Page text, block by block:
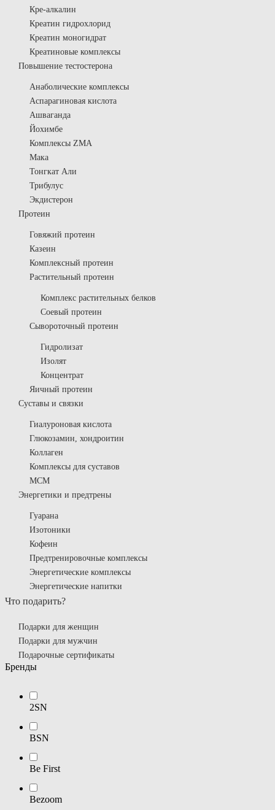
Кре-алкалин
Креатин гидрохлорид
Креатин моногидрат
Креатиновые комплексы
Повышение тестостерона
Анаболические комплексы
Аспарагиновая кислота
Ашваганда
Йохимбе
Комплексы ZMA
Мака
Тонгкат Али
Трибулус
Экдистерон
Протеин
Говяжий протеин
Казеин
Комплексный протеин
Растительный протеин
Комплекс растительных белков
Соевый протеин
Сывороточный протеин
Гидролизат
Изолят
Концентрат
Яичный протеин
Суставы и связки
Гиалуроновая кислота
Глюкозамин, хондроитин
Коллаген
Комплексы для суставов
МСМ
Энергетики и предтрены
Гуарана
Изотоники
Кофеин
Предтренировочные комплексы
Энергетические комплексы
Энергетические напитки
Что подарить?
Подарки для женщин
Подарки для мужчин
Подарочные сертификаты
Бренды
2SN
BSN
Be First
Bezoom